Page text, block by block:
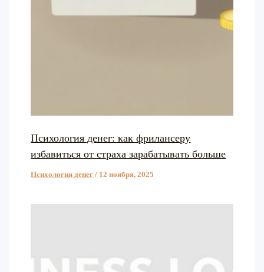
Психология денег: как фрилансеру
избавиться от страха зарабатывать больше
Психология денег / 12 ноября, 2025